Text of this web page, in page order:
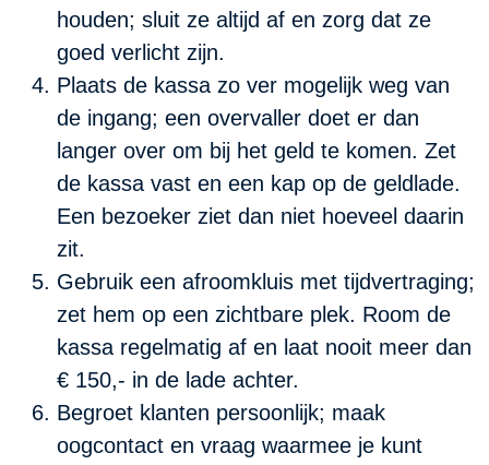
houden; sluit ze altijd af en zorg dat ze
goed verlicht zijn.
Plaats de kassa zo ver mogelijk weg van
de ingang; een overvaller doet er dan
langer over om bij het geld te komen. Zet
de kassa vast en een kap op de geldlade.
Een bezoeker ziet dan niet hoeveel daarin
zit.
Gebruik een afroomkluis met tijdvertraging;
zet hem op een zichtbare plek. Room de
kassa regelmatig af en laat nooit meer dan
€ 150,- in de lade achter.
Begroet klanten persoonlijk; maak
oogcontact en vraag waarmee je kunt